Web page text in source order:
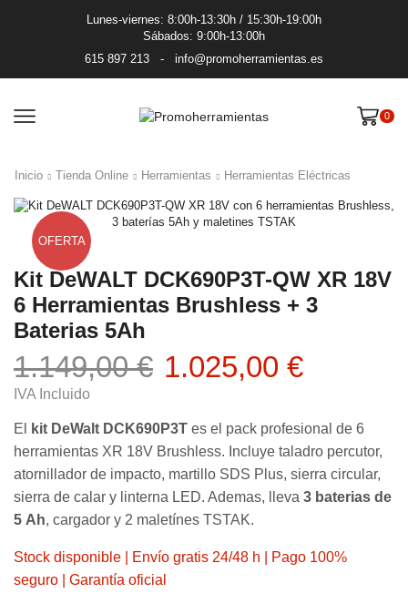
Lunes-viernes: 8:00h-13:30h / 15:30h-19:00h
Sábados: 9:00h-13:00h
615 897 213 - info@promoherramientas.es
0
Inicio Tienda Online Herramientas Herramientas Eléctricas
OFERTA
Kit DeWALT DCK690P3T-QW XR 18V
6 Herramientas Brushless + 3
Baterias 5Ah
1.149,00€ El
original
era:
1.149,00 €.
1.025,00 €El
actual
es:
IVA Incluido
El kit DeWalt DCK690P3T es el pack profesional de 6
herramientas XR 18V Brushless. Incluye taladro percutor,
atornillador de impacto, martillo SDS Plus, sierra circular,
sierra de calar y linterna LED. Ademas, lleva 3 baterias de
5 Ah, cargador y 2 maletínes TSTAK.
Stock disponible | Envío gratis 24/48 h | Pago 100%
seguro | Garantía oficial